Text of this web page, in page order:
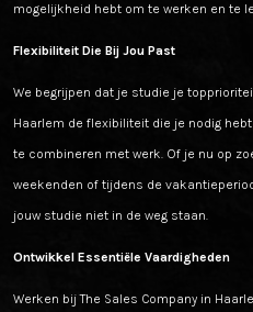
mogelijkheid hebt om te werken en te
Flexibiliteit Die Bij Jou Past
We begrijpen dat je studie je
Haarlem de flexibiliteit die je nodig
te combineren met werk. Of je nu op
weekenden of tijdens de
jouw studie niet in de weg staan.
Ontwikkel Essentiële Vaardigheden
Werken bij The Sales Company in